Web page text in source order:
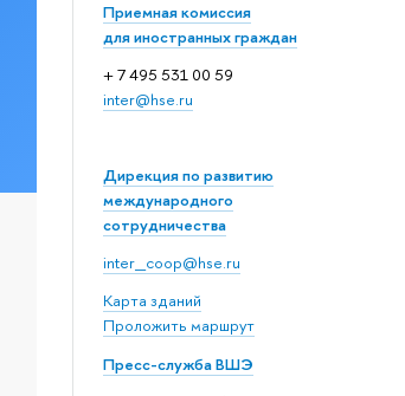
Приемная комиссия
для иностранных граждан
+ 7 495 531 00 59
inter@hse.ru
Дирекция по развитию
международного
сотрудничества
inter_coop@hse.ru
Карта зданий
Проложить маршрут
Пресс-служба ВШЭ